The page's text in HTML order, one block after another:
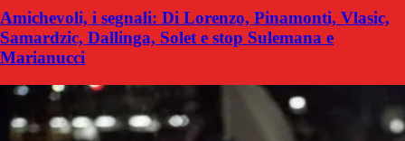
Amichevoli, i segnali: Di Lorenzo, Pinamonti, Vlasic,
Samardzic, Dallinga, Solet e stop Sulemana e
Marianucci